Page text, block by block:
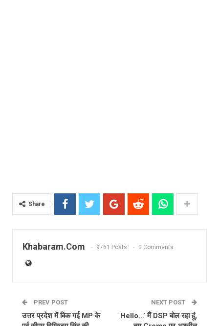
Share
Khabaram.Com 9761 Posts 0 Comments
PREV POST
उत्तर प्रदेश में बिक गई MP के
NEXT POST
Hello…’ मैं DSP बोल रहा हूं,